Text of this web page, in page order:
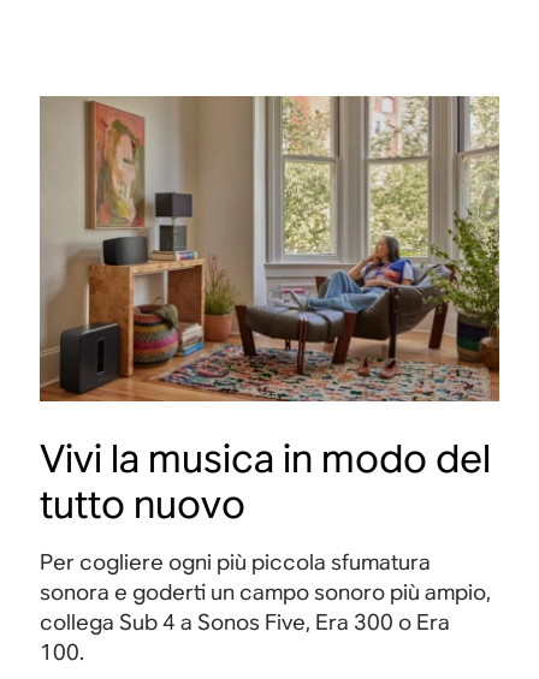
Vivi la musica in modo del
tutto nuovo
Per cogliere ogni più piccola sfumatura
sonora e goderti un campo sonoro più ampio,
collega Sub 4 a Sonos Five, Era 300 o Era
100.